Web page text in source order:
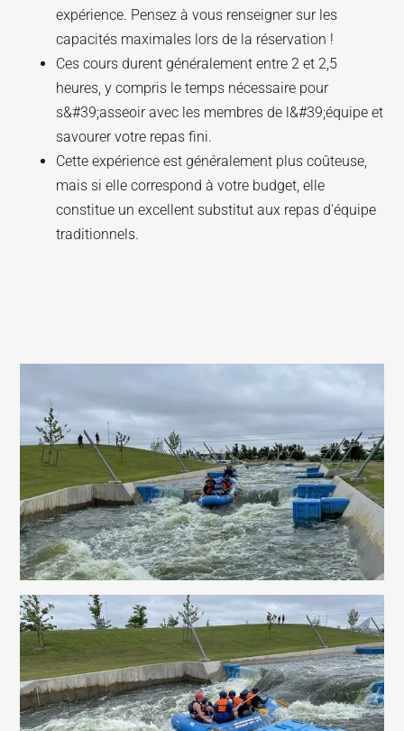
expérience. Pensez à vous renseigner sur les
capacités maximales lors de la réservation !
Ces cours durent généralement entre 2 et 2,5
heures, y compris le temps nécessaire pour
s&#39;asseoir avec les membres de l&#39;équipe et
savourer votre repas fini.
Cette expérience est généralement plus coûteuse,
mais si elle correspond à votre budget, elle
constitue un excellent substitut aux repas d'équipe
traditionnels.